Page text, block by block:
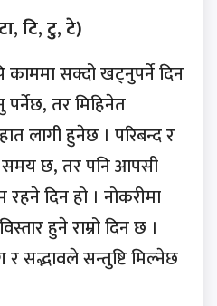
टि, टु, टे)
काममा सक्दो खट्नुपर्ने दिन
पर्नेछ, तर मिहिनेत
लागी हुनेछ । परिबन्द र
समय छ, तर पनि आपसी
दिन हो । नोकरीमा
हुने राम्रो दिन छ ।
सद्भावले सन्तुष्टि मिल्नेछ